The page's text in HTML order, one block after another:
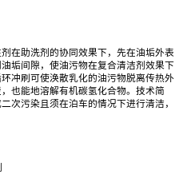
在助洗剂的协同效果下，先在油垢外表
垢间隙，使油污物在复合清洁剂效果下
冲刷可使涣散乳化的油污物脱离传热外
也能地溶解有机碳氢化合物。技术简
次污染且须在泊车的情况下进行清洁，